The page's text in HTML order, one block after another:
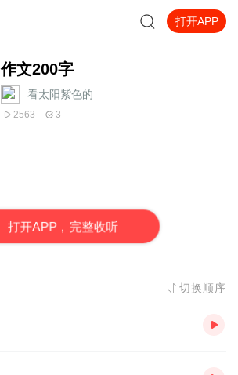
打开APP
作文200字
看太阳紫色的
2563 3
打开APP，完整收听
切换顺序